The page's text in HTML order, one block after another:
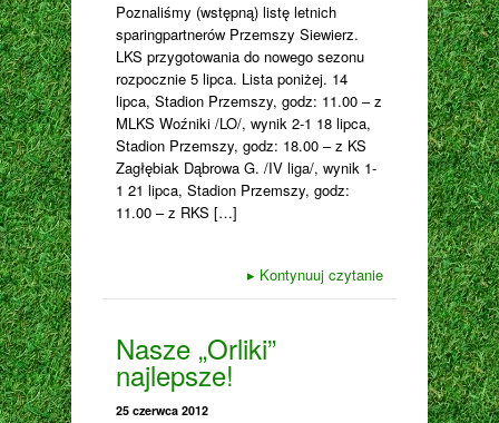
Poznaliśmy (wstępną) listę letnich
sparingpartnerów Przemszy Siewierz.
LKS przygotowania do nowego sezonu
rozpocznie 5 lipca. Lista poniżej. 14
lipca, Stadion Przemszy, godz: 11.00 – z
MLKS Woźniki /LO/, wynik 2-1 18 lipca,
Stadion Przemszy, godz: 18.00 – z KS
Zagłębiak Dąbrowa G. /IV liga/, wynik 1-
1 21 lipca, Stadion Przemszy, godz:
11.00 – z RKS […]
▸ Kontynuuj czytanie
Nasze „Orliki”
najlepsze!
25 czerwca 2012